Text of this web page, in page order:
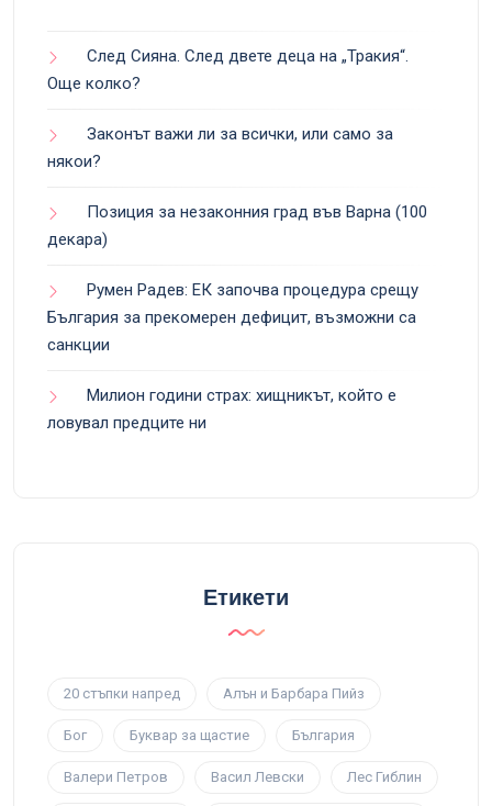
След Сияна. След двете деца на „Тракия“.
Още колко?
Законът важи ли за всички, или само за
някои?
Позиция за незаконния град във Варна (100
декара)
Румен Радев: ЕК започва процедура срещу
България за прекомерен дефицит, възможни са
санкции
Милион години страх: хищникът, който е
ловувал предците ни
Етикети
20 стъпки напред Алън и Барбара Пийз
Бог Буквар за щастие България
Валери Петров Васил Левски Лес Гиблин